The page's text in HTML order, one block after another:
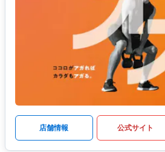
店舗情報 公式サイト